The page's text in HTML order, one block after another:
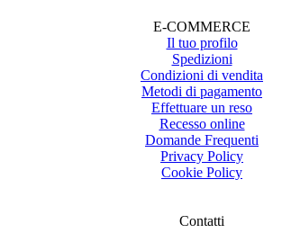
E-COMMERCE
Il tuo profilo
Spedizioni
Condizioni di vendita
Metodi di pagamento
Effettuare un reso
Recesso online
Domande Frequenti
Privacy Policy
Cookie Policy
Contatti